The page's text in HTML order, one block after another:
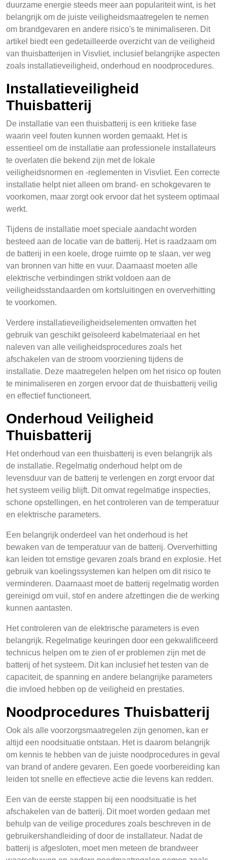
duurzame energie steeds meer aan populariteit wint, is het
belangrijk om de juiste veiligheidsmaatregelen te nemen
om brandgevaren en andere risico's te minimaliseren. Dit
artikel biedt een gedetailleerde overzicht van de veiligheid
van thuisbatterijen in Visvliet, inclusief belangrijke aspecten
zoals installatieveiligheid, onderhoud en noodprocedures.
Installatieveiligheid
Thuisbatterij
De installatie van een thuisbatterij is een kritieke fase
waarin veel fouten kunnen worden gemaakt. Het is
essentieel om de installatie aan professionele installateurs
te overlaten die bekend zijn met de lokale
veiligheidsnormen en -reglementen in Visvliet. Een correcte
installatie helpt niet alleen om brand- en schokgevaren te
voorkomen, maar zorgt ook ervoor dat het systeem optimaal
werkt.
Tijdens de installatie moet speciale aandacht worden
besteed aan de locatie van de batterij. Het is raadzaam om
de batterij in een koele, droge ruimte op te slaan, ver weg
van bronnen van hitte en vuur. Daarnaast moeten alle
elektrische verbindingen strikt voldoen aan de
veiligheidsstandaarden om kortsluitingen en oververhitting
te voorkomen.
Verdere installatieveiligheidselementen omvatten het
gebruik van geschikt geïsoleerd kabelmateriaal en het
naleven van alle veiligheidsprocedures zoals het
afschakelen van de stroom voorziening tijdens de
installatie. Deze maatregelen helpen om het risico op fouten
te minimaliseren en zorgen ervoor dat de thuisbatterij veilig
en effectief functioneert.
Onderhoud Veiligheid
Thuisbatterij
Het onderhoud van een thuisbatterij is even belangrijk als
de installatie. Regelmatig onderhoud helpt om de
levensduur van de batterij te verlengen en zorgt ervoor dat
het systeem veilig blijft. Dit omvat regelmatige inspecties,
schone opstellingen, en het controleren van de temperatuur
en elektrische parameters.
Een belangrijk onderdeel van het onderhoud is het
bewaken van de temperatuur van de batterij. Oververhitting
kan leiden tot ernstige gevaren zoals brand en explosie. Het
gebruik van koelingssystemen kan helpen om dit risico te
verminderen. Daarnaast moet de batterij regelmatig worden
gereinigd om vuil, stof en andere afzettingen die de werking
kunnen aantasten.
Het controleren van de elektrische parameters is even
belangrijk. Regelmatige keuringen door een gekwalificeerd
technicus helpen om te zien of er problemen zijn met de
batterij of het systeem. Dit kan inclusief het testen van de
capaciteit, de spanning en andere belangrijke parameters
die invloed hebben op de veiligheid en prestaties.
Noodprocedures Thuisbatterij
Ook als alle voorzorgsmaatregelen zijn genomen, kan er
altijd een noodsituatie ontstaan. Het is daarom belangrijk
om kennis te hebben van de juiste noodprocedures in geval
van brand of andere gevaren. Een goede voorbereiding kan
leiden tot snelle en effectieve actie die levens kan redden.
Een van de eerste stappen bij een noodsituatie is het
afschakelen van de batterij. Dit moet worden gedaan met
behulp van de veilige procedures zoals beschreven in de
gebruikershandleiding of door de installateur. Nadat de
batterij is afgesloten, moet men meteen de brandweer